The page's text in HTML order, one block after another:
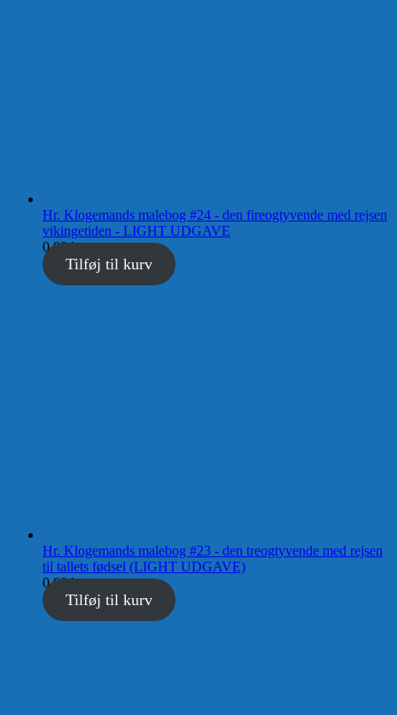
Hr. Klogemands malebog #24 - den fireogtyvende med rejsen
vikingetiden - LIGHT UDGAVE
0,00kr.
Tilføj til kurv
Hr. Klogemands malebog #23 - den treogtyvende med rejsen
til tallets fødsel (LIGHT UDGAVE)
0,00kr.
Tilføj til kurv